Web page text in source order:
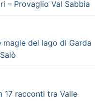
– Provaglio Val Sabbia
del lago di Garda
17 racconti tra Valle